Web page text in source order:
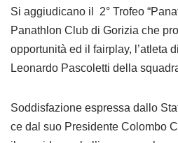
Si aggiudicano il 2° Trofeo
Panathlon Club di Gorizia che
opportunità ed il fairplay, l’atleta
Leonardo Pascoletti della
Soddisfazione espressa dallo
ce dal suo Presidente Colombo